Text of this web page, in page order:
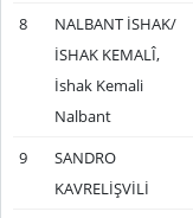
8
NALBANT İSHAK/
İSHAK KEMALÎ,
İshak Kemali
Nalbant
9
SANDRO
KAVRELİŞVİLİ